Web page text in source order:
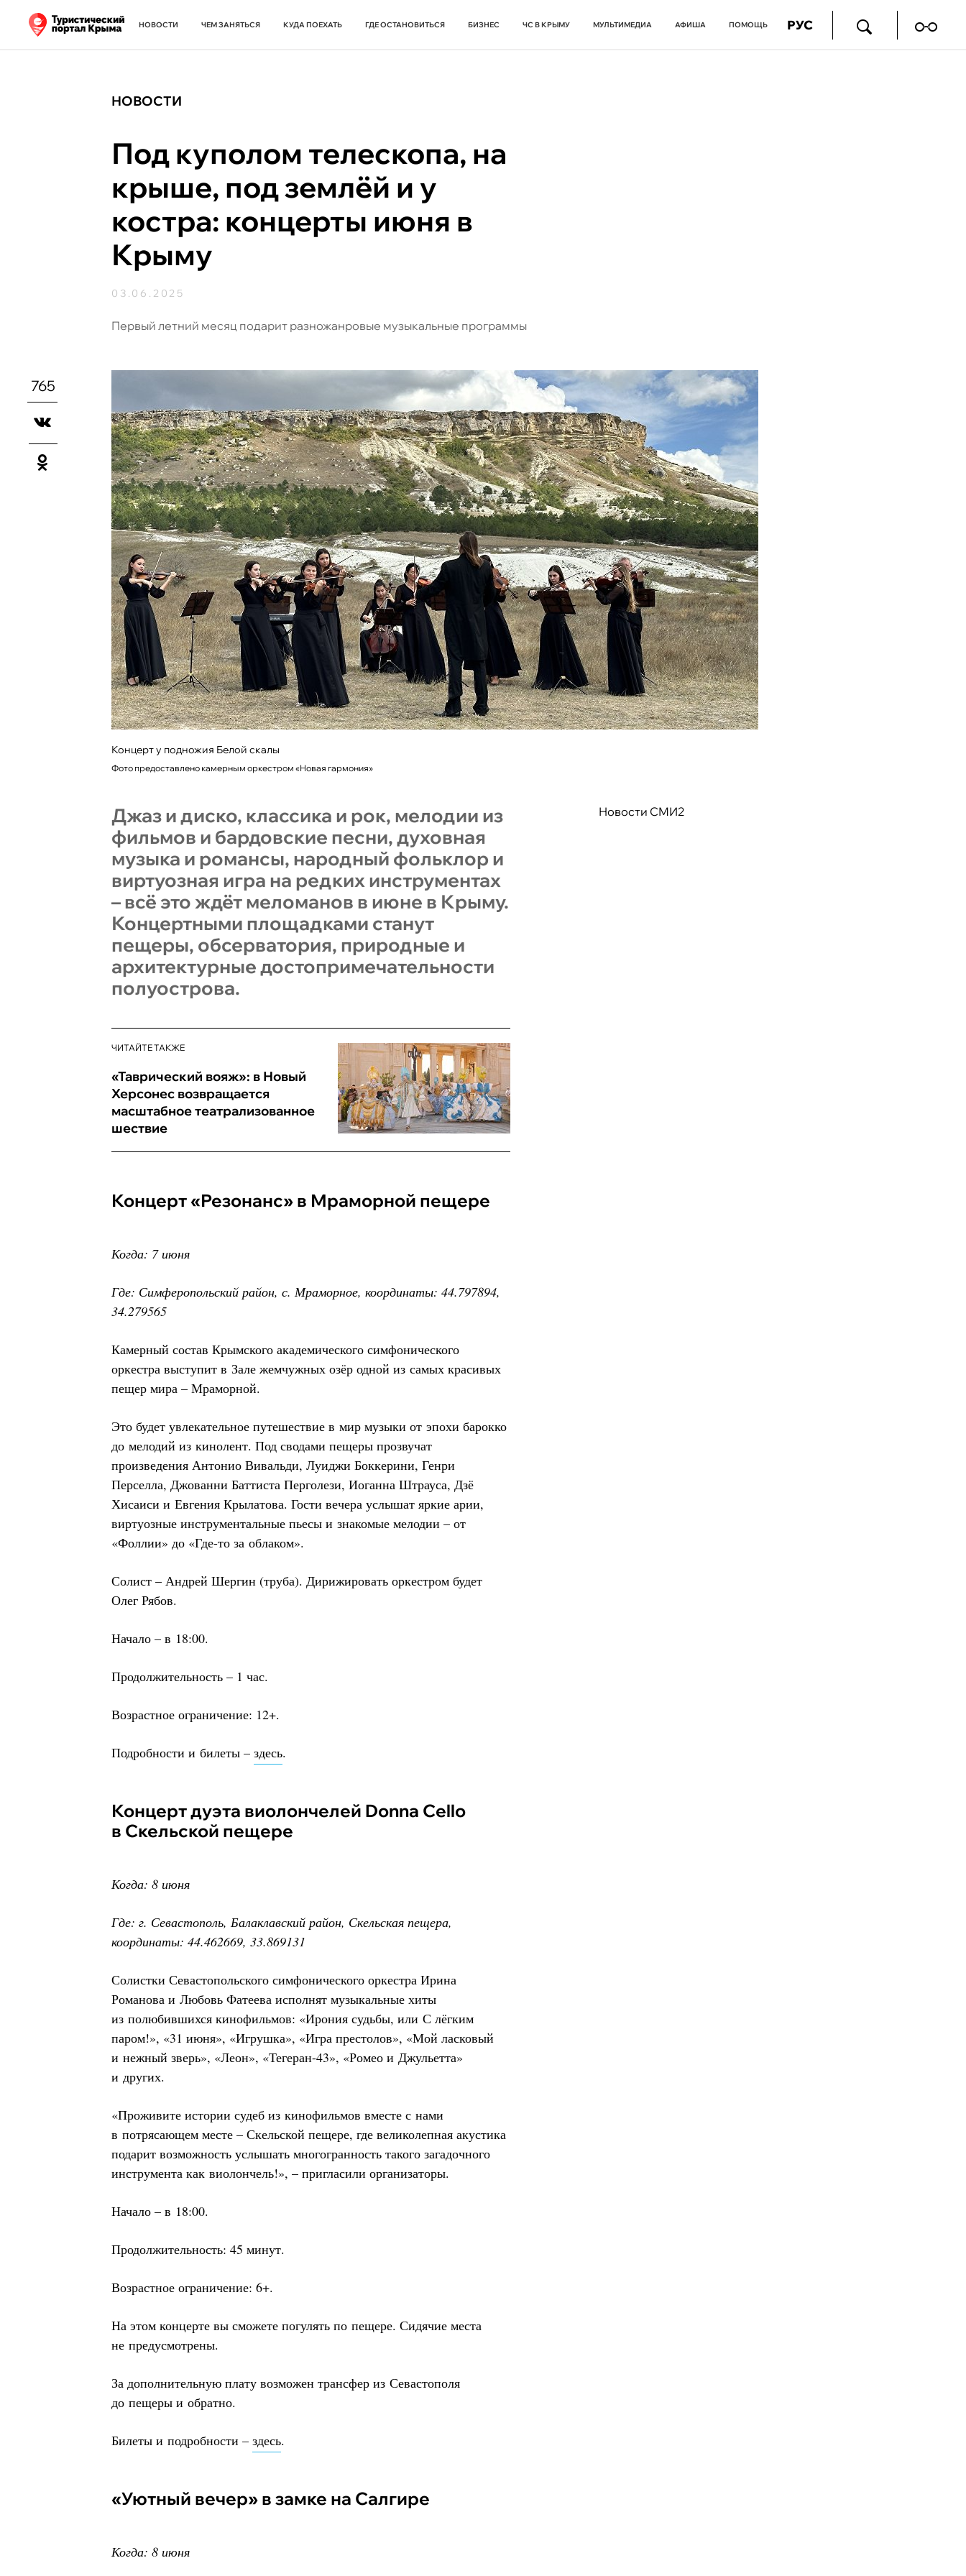
НОВОСТИ ЧЕМ ЗАНЯТЬСЯ КУДА ПОЕХАТЬ ГДЕ ОСТАНОВИТЬСЯ БИЗНЕС ЧС В КРЫМУ МУЛЬТИМЕДИА АФИША ПОМОЩЬ РУС
НОВОСТИ
Под куполом телескопа, на
крыше, под землёй и у
костра: концерты июня в
Крыму
03.06.2025
Первый летний месяц подарит разножанровые музыкальные программы
765
Концерт у подножия Белой скалы
Фото предоставлено камерным оркестром «Новая гармония»
Новости СМИ2
Джаз и диско, классика и рок, мелодии из
фильмов и бардовские песни, духовная
музыка и романсы, народный фольклор и
виртуозная игра на редких инструментах
– всё это ждёт меломанов в июне в Крыму.
Концертными площадками станут
пещеры, обсерватория, природные и
архитектурные достопримечательности
полуострова.
ЧИТАЙТЕ ТАКЖЕ
«Таврический вояж»: в Новый
Херсонес возвращается
масштабное театрализованное
шествие
Концерт «Резонанс» в Мраморной пещере
Когда: 7 июня
Где: Симферопольский район, с. Мраморное, координаты: 44.797894,
34.279565
Камерный состав Крымского академического симфонического
оркестра выступит в Зале жемчужных озёр одной из самых красивых
пещер мира – Мраморной.
Это будет увлекательное путешествие в мир музыки от эпохи барокко
до мелодий из кинолент. Под сводами пещеры прозвучат
произведения Антонио Вивальди, Луиджи Боккерини, Генри
Перселла, Джованни Баттиста Перголези, Иоганна Штрауса, Дзё
Хисаиси и Евгения Крылатова. Гости вечера услышат яркие арии,
виртуозные инструментальные пьесы и знакомые мелодии – от
«Фоллии» до «Где-то за облаком».
Солист – Андрей Шергин (труба). Дирижировать оркестром будет
Олег Рябов.
Начало – в 18:00.
Продолжительность – 1 час.
Возрастное ограничение: 12+.
Подробности и билеты – здесь.
Концерт дуэта виолончелей Donna Сello
в Скельской пещере
Когда: 8 июня
Где: г. Севастополь, Балаклавский район, Скельская пещера,
координаты: 44.462669, 33.869131
Солистки Севастопольского симфонического оркестра Ирина
Романова и Любовь Фатеева исполнят музыкальные хиты
из полюбившихся кинофильмов: «Ирония судьбы, или С лёгким
паром!», «31 июня», «Игрушка», «Игра престолов», «Мой ласковый
и нежный зверь», «Леон», «Тегеран-43», «Ромео и Джульетта»
и других.
«Проживите истории судеб из кинофильмов вместе с нами
в потрясающем месте – Скельской пещере, где великолепная акустика
подарит возможность услышать многогранность такого загадочного
инструмента как виолончель!», – пригласили организаторы.
Начало – в 18:00.
Продолжительность: 45 минут.
Возрастное ограничение: 6+.
На этом концерте вы сможете погулять по пещере. Сидячие места
не предусмотрены.
За дополнительную плату возможен трансфер из Севастополя
до пещеры и обратно.
Билеты и подробности – здесь.
«Уютный вечер» в замке на Салгире
Когда: 8 июня